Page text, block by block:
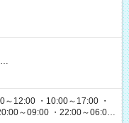
…
12:00 ・10:00～17:00 ・
～09:00 ・22:00～06:00